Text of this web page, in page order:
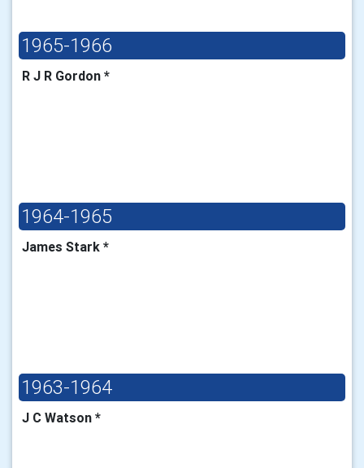
1965-1966
R J R Gordon *
1964-1965
James Stark *
1963-1964
J C Watson *